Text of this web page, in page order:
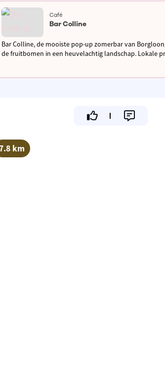
Café
Bar Colline
Bar Colline, de mooiste pop-up zomerbar van
de fruitbomen in een heuvelachtig landschap. Lokale
streek aangevuld met enkele klassiekers. Kom langs en
km